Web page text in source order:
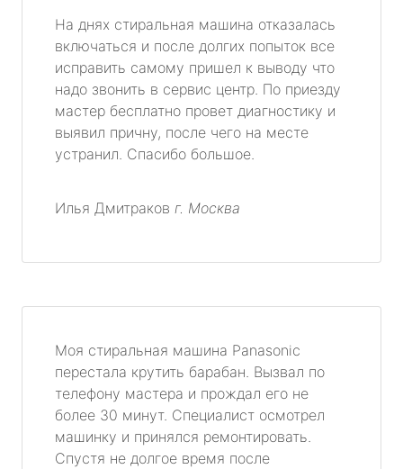
На днях стиральная машина отказалась
включаться и после долгих попыток все
исправить самому пришел к выводу что
надо звонить в сервис центр. По приезду
мастер бесплатно провет диагностику и
выявил причну, после чего на месте
устранил. Спасибо большое.
Илья Дмитраков г. Москва
Моя стиральная машина Panasonic
перестала крутить барабан. Вызвал по
телефону мастера и прождал его не
более 30 минут. Специалист осмотрел
машинку и принялся ремонтировать.
Спустя не долгое время после